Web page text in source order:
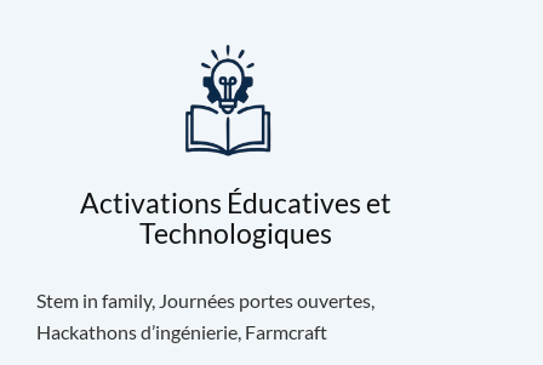
Activations Éducatives et
Technologiques
Stem in family, Journées portes ouvertes,
Hackathons d’ingénierie, Farmcraft